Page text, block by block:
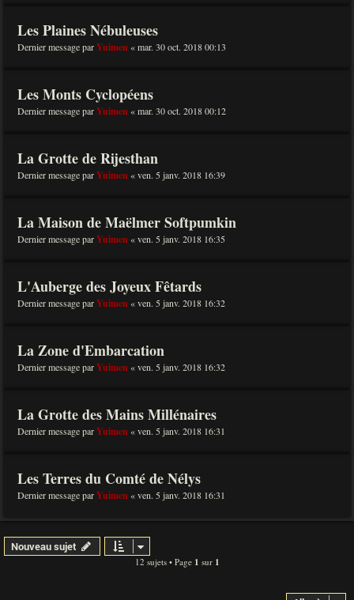
Les Plaines Nébuleuses
Dernier message parYuimen «mar. 30 oct. 2018 00:13
Les Monts Cyclopéens
Dernier message parYuimen «mar. 30 oct. 2018 00:12
La Grotte de Rijesthan
Dernier message parYuimen «ven. 5 janv. 2018 16:39
La Maison de Maëlmer Softpumkin
Dernier message parYuimen «ven. 5 janv. 2018 16:35
L'Auberge des Joyeux Fêtards
Dernier message parYuimen «ven. 5 janv. 2018 16:32
La Zone d'Embarcation
Dernier message parYuimen «ven. 5 janv. 2018 16:32
La Grotte des Mains Millénaires
Dernier message parYuimen «ven. 5 janv. 2018 16:31
Les Terres du Comté de Nélys
Dernier message parYuimen «ven. 5 janv. 2018 16:31
Nouveau sujet
12 sujets • Page 1 sur 1